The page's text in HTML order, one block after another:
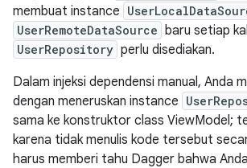
membuat instance
UserRemoteDataSource baru setiap
UserRepository perlu disediakan.
Dalam injeksi dependensi manual, Anda
dengan meneruskan instance
sama ke konstruktor class ViewModel;
karena tidak menulis kode tersebut
harus memberi tahu Dagger bahwa